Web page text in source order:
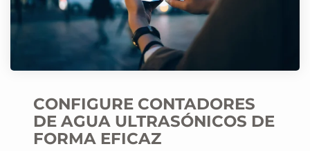
CONFIGURE CONTADORES
DE AGUA ULTRASÓNICOS DE
FORMA EFICAZ